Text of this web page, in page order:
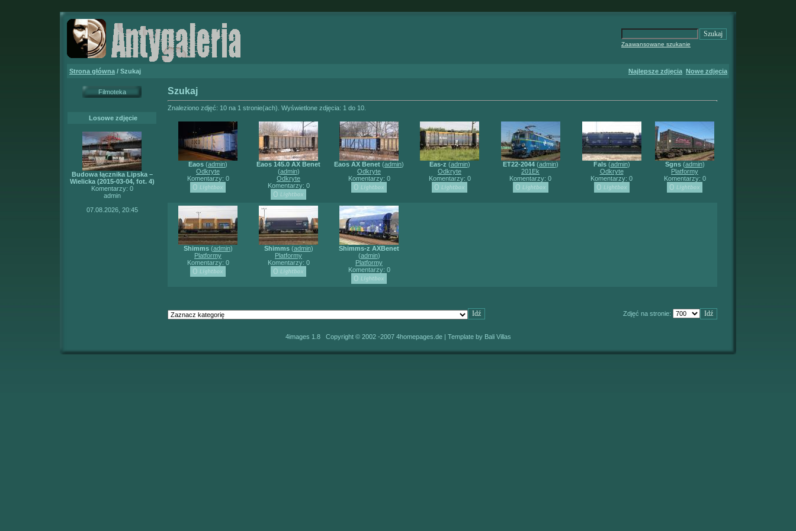
Zaawansowane szukanie
Strona główna / Szukaj Najlepsze zdjęcia Nowe zdjęcia
Filmoteka
Losowe zdjęcie
Budowa łącznika Lipska –
Wielicka (2015-03-04, fot. 4)
Komentarzy: 0
admin
07.08.2026, 20:45
Szukaj
Znaleziono zdjęć: 10 na 1 stronie(ach). Wyświetlone zdjęcia: 1 do 10.
Eaos (admin)
Odkryte
Komentarzy: 0
Eaos 145.0 AX Benet
(admin)
Odkryte
Komentarzy: 0
Eaos AX Benet (admin)
Odkryte
Komentarzy: 0
Eas-z (admin)
Odkryte
Komentarzy: 0
ET22-2044(admin)
201Ek
Komentarzy: 0
Fals(admin)
Odkryte
Komentarzy: 0
Sgns(admin)
Platformy
Komentarzy: 0
Shimms(admin)
Platformy
Komentarzy: 0
Shimms(admin)
Platformy
Komentarzy: 0
Shimms-z AXBenet
(admin)
Platformy
Komentarzy: 0
Zdjęć na stronie:
4images 1.8 Copyright © 2002 -2007 4homepages.de| Template by Bali Villas